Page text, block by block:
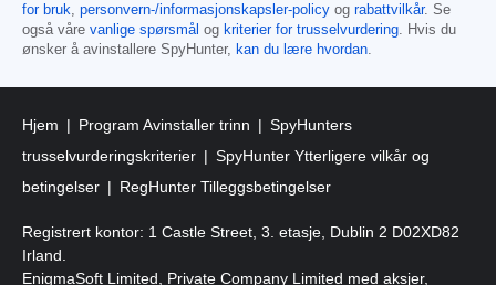
for bruk, personvern-/informasjonskapsler-policy og rabattvilkår. Se
også våre vanlige spørsmål og kriterier for trusselvurdering. Hvis du
ønsker å avinstallere SpyHunter, kan du lære hvordan.
Hjem Program Avinstaller trinn
SpyHunters
trusselvurderingskriterier
SpyHunter Ytterligere vilkår og
betingelser
RegHunter Tilleggsbetingelser
Registrert kontor: 1 Castle Street, 3. etasje, Dublin 2 D02XD82
Irland.
EnigmaSoft Limited, Private Company Limited med aksjer,